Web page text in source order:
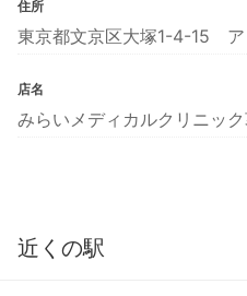
住所
東京都文京区大塚1-4-15
店名
みらいメディカルクリニッ
近くの駅